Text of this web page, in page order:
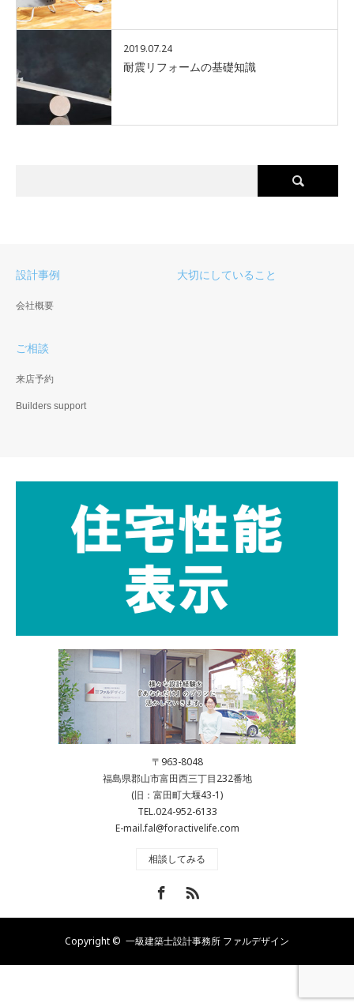
2019.07.24
耐震リフォームの基礎知識
設計事例
会社概要
大切にしていること
ご相談
来店予約
Builders support
〒963-8048
福島県郡山市富田西三丁目232番地
(旧：富田町大堰43-1)
TEL.024-952-6133
E-mail.fal@foractivelife.com
相談してみる
Copyright © 一級建築士設計事務所 ファルデザイン